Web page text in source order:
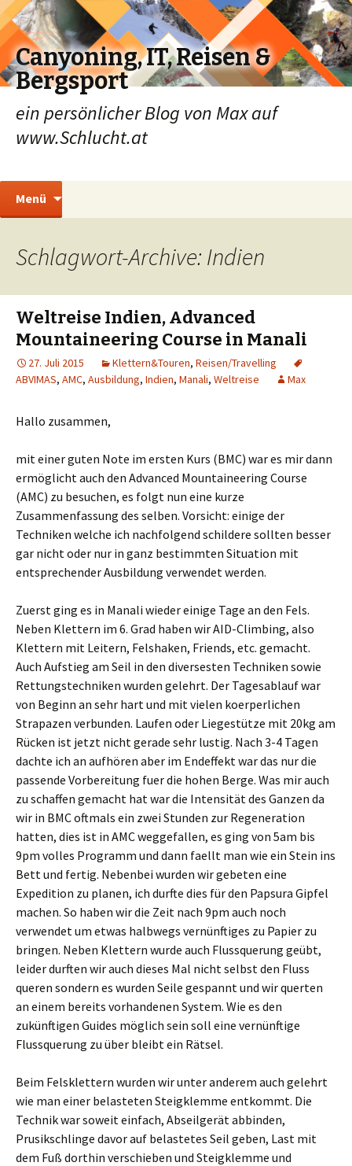
Canyoning, IT, Reisen &
Bergsport
ein persönlicher Blog von Max auf
www.Schlucht.at
Menü
Schlagwort-Archive: Indien
Weltreise Indien, Advanced
Mountaineering Course in Manali
27. Juli 2015 Klettern&Touren, Reisen/Travelling
ABVIMAS, AMC, Ausbildung, Indien, Manali, Weltreise Max
Hallo zusammen,
mit einer guten Note im ersten Kurs (BMC) war es mir dann
ermöglicht auch den Advanced Mountaineering Course
(AMC) zu besuchen, es folgt nun eine kurze
Zusammenfassung des selben. Vorsicht: einige der
Techniken welche ich nachfolgend schildere sollten besser
gar nicht oder nur in ganz bestimmten Situation mit
entsprechender Ausbildung verwendet werden.
Zuerst ging es in Manali wieder einige Tage an den Fels.
Neben Klettern im 6. Grad haben wir AID-Climbing, also
Klettern mit Leitern, Felshaken, Friends, etc. gemacht.
Auch Aufstieg am Seil in den diversesten Techniken sowie
Rettungstechniken wurden gelehrt. Der Tagesablauf war
von Beginn an sehr hart und mit vielen koerperlichen
Strapazen verbunden. Laufen oder Liegestütze mit 20kg am
Rücken ist jetzt nicht gerade sehr lustig. Nach 3-4 Tagen
dachte ich an aufhören aber im Endeffekt war das nur die
passende Vorbereitung fuer die hohen Berge. Was mir auch
zu schaffen gemacht hat war die Intensität des Ganzen da
wir in BMC oftmals ein zwei Stunden zur Regeneration
hatten, dies ist in AMC weggefallen, es ging von 5am bis
9pm volles Programm und dann faellt man wie ein Stein ins
Bett und fertig. Nebenbei wurden wir gebeten eine
Expedition zu planen, ich durfte dies für den Papsura Gipfel
machen. So haben wir die Zeit nach 9pm auch noch
verwendet um etwas halbwegs vernünftiges zu Papier zu
bringen. Neben Klettern wurde auch Flussquerung geübt,
leider durften wir auch dieses Mal nicht selbst den Fluss
queren sondern es wurden Seile gespannt und wir querten
an einem bereits vorhandenen System. Wie es den
zukünftigen Guides möglich sein soll eine vernünftige
Flussquerung zu über bleibt ein Rätsel.
Beim Felsklettern wurden wir unter anderem auch gelehrt
wie man einer belasteten Steigklemme entkommt. Die
Technik war soweit einfach, Abseilgerät abbinden,
Prusikschlinge davor auf belastetes Seil geben, Last mit
dem Fuß dorthin verschieben und Steigklemme und